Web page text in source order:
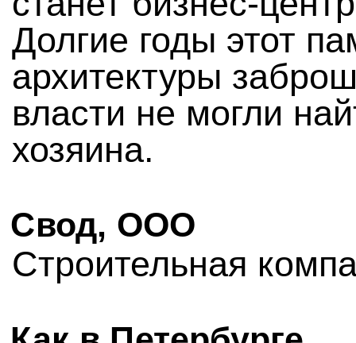
Долгие годы этот
архитектуры
власти не могли
хозяина.
Свод, ООО
Строительная